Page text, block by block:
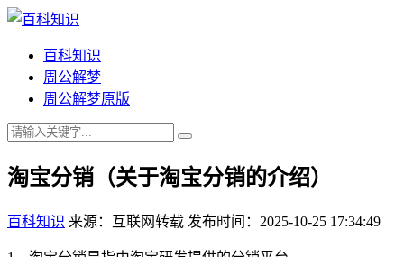
百科知识
周公解梦
周公解梦原版
淘宝分销（关于淘宝分销的介绍）
百科知识 来源：互联网转载 发布时间：2025-10-25 17:34:49